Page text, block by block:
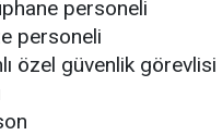
personeli
personeli
özel güvenlik görevlisi